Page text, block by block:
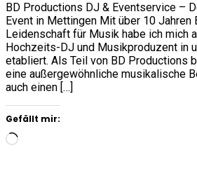
BD Productions DJ & Eventservice –
Event in Mettingen Mit über 10 Jahren
Leidenschaft für Musik habe ich mich
Hochzeits-DJ und Musikproduzent in
etabliert. Als Teil von BD Productions
eine außergewöhnliche musikalische
auch einen […]
Gefällt mir:
Wird